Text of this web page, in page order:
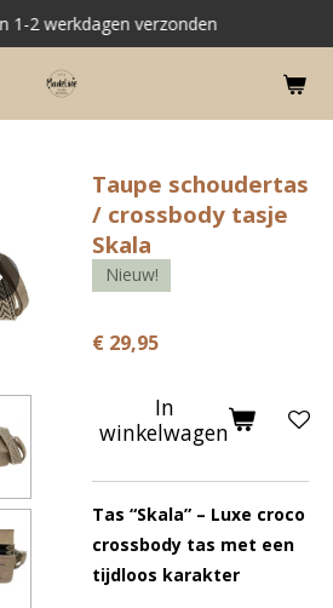
1-2 werkdagen verzonden
Taupe schoudertas
/ crossbody tasje
Skala
Nieuw!
€ 29,95
In
winkelwagen
Tas “Skala” – Luxe croco
crossbody tas met een
tijdloos karakter